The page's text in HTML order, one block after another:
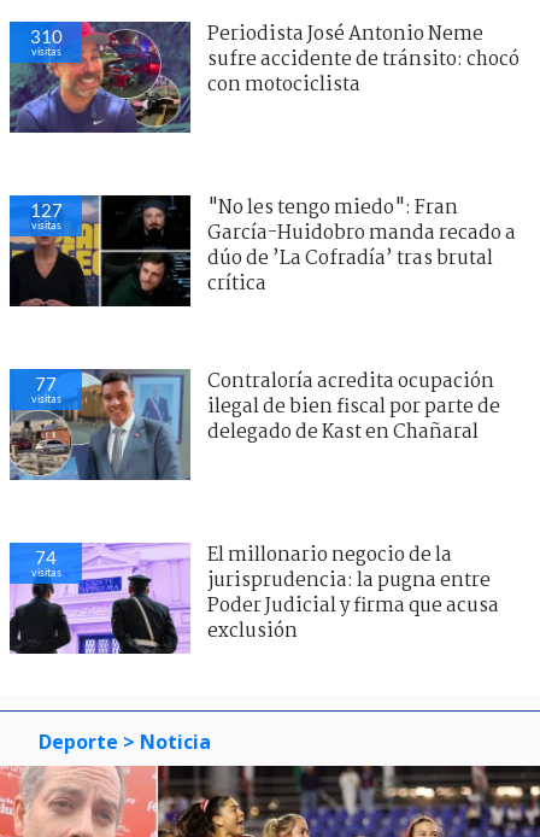
310
visitas
Periodista José Antonio Neme
sufre accidente de tránsito: chocó
con motociclista
127
visitas
"No les tengo miedo": Fran
García-Huidobro manda recado a
dúo de ’La Cofradía’ tras brutal
crítica
77
visitas
Contraloría acredita ocupación
ilegal de bien fiscal por parte de
delegado de Kast en Chañaral
74
visitas
El millonario negocio de la
jurisprudencia: la pugna entre
Poder Judicial y firma que acusa
exclusión
Deporte > Noticia